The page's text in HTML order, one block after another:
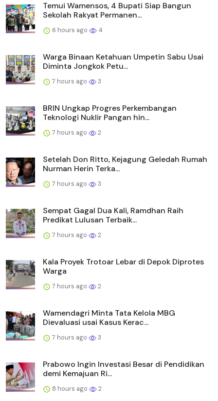
Temui Wamensos, 4 Bupati Siap Bangun
Sekolah Rakyat Permanen...
6 hours ago 4
Warga Binaan Ketahuan Umpetin Sabu Usai
Diminta Jongkok Petu...
7 hours ago 3
BRIN Ungkap Progres Perkembangan
Teknologi Nuklir Pangan hin...
7 hours ago 2
Setelah Don Ritto, Kejagung Geledah Rumah
Nurman Herin Terka...
7 hours ago 3
Sempat Gagal Dua Kali, Ramdhan Raih
Predikat Lulusan Terbaik...
7 hours ago 2
Kala Proyek Trotoar Lebar di Depok Diprotes
Warga
7 hours ago 2
Wamendagri Minta Tata Kelola MBG
Dievaluasi usai Kasus Kerac...
7 hours ago 3
Prabowo Ingin Investasi Besar di Pendidikan
demi Kemajuan Ri...
8 hours ago 2